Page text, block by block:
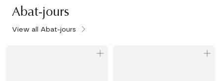
Abat-jours
View all Abat-jours